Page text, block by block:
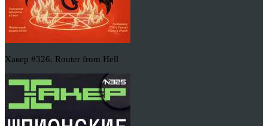
Хакер #326. Router from Hell